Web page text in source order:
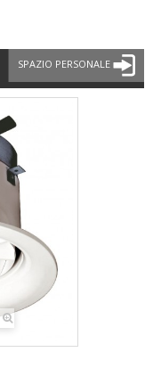
SPAZIO PERSONALE